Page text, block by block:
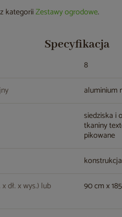
kategoriiZestawy ogrodowe.
Specyfikacja
8
aluminium
siedziska i
tkaniny
pikowane
dł. x wys.) lub
90 cm x